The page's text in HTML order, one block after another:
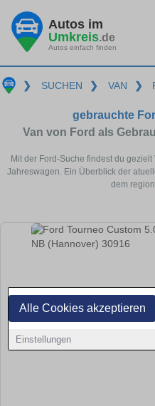
Alle Cookies akzeptieren
Einstellungen
Autos im
Umkreis.de
Autos einfach finden
❯ SUCHEN ❯ VAN ❯
gebrauchte
Van von Ford als
Mit der Ford-Suche findest du
Jahreswagen. Ein Überblick der
dem